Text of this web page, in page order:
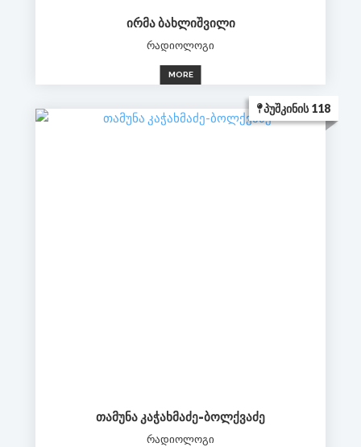
ᲘᲠᲛᲐ ᲑᲐᲮᲚᲘᲨᲕᲘᲚᲘ
რადიოლოგი
MORE
ᲞᲣᲨᲙᲘᲜᲘᲡ 118
ᲗᲐᲛᲣᲜᲐ ᲙᲐᲭᲐᲮᲛᲐᲫᲔ-ᲑᲝᲚᲥᲕᲐᲫᲔ
რადიოლოგი